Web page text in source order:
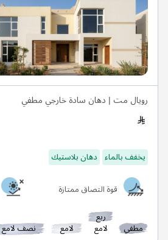
رويال مت | دهان سادة خارجي مطفي
يخفف بالماء دهان بلاستيك
قوة التصاق ممتازة
مطفي
ربع
لامع لامع نصف لامع